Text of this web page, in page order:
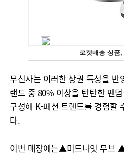
무신사는 이러한 상권 특성을 반
랜드 중 80% 이상을 탄탄한 팬
구성해 K-패션 트렌드를 경험할
다.
이번 매장에는▲미드나잇 무브